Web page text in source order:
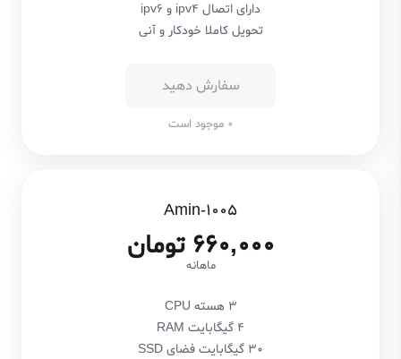
دارای اتصال ipv4 و ipv6
تحویل کاملا خودکار و آنی
سفارش دهید
0 موجود است
Amin-1005
660,000 تومان
ماهانه
3 هسته CPU
4 گیگابایت RAM
30 گیگابایت فضای SSD